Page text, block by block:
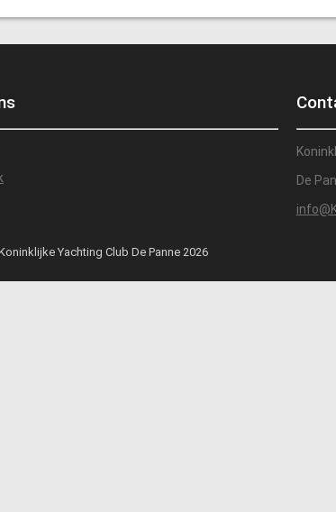
De
Yachting Club De Panne 2026